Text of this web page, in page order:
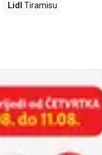
Lidl Tiramisu